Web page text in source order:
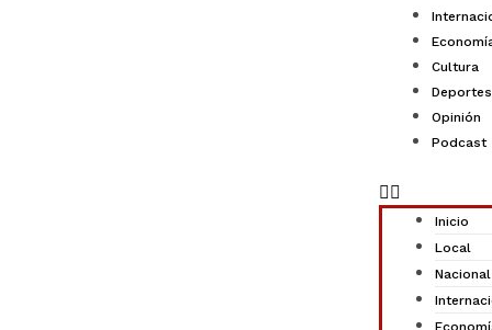
Cultura
Deportes
Opinión
Podcast
Inicio
Local
Nacional